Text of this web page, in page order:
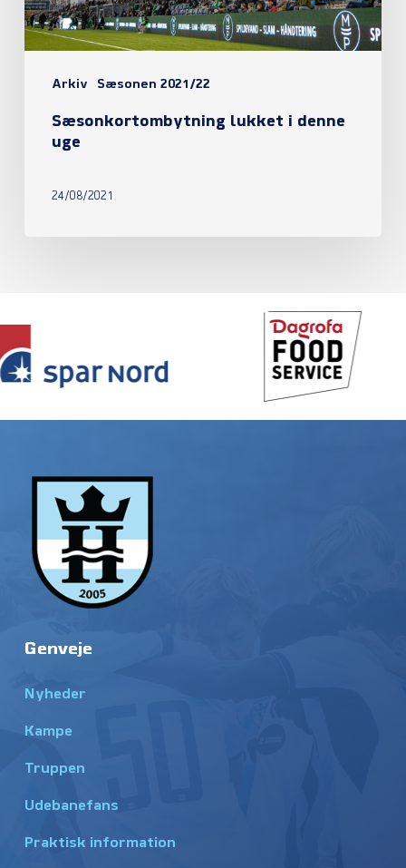
Arkiv Sæsonen 2021/22
Sæsonkortombytning lukket i denne
uge
24/08/2021
Genveje
Nyheder
Kampe
Truppen
Udebanefans
Praktisk information